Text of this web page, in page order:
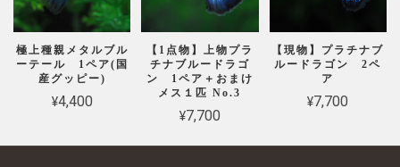
極上種親メタルブル
ーテール 1ペア(国
産グッピー)
¥4,400
【1点物】上物プラ
チナブルードラゴ
ン 1ペア＋おまけ
メス１匹 No.3
¥7,700
【現物】プラチナブ
ルードラゴン 2ペ
ア
¥7,700